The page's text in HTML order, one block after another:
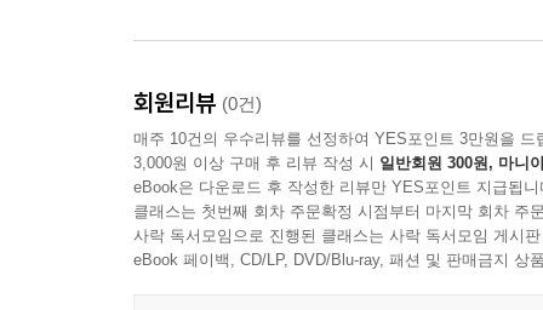
회원리뷰 (0건)
매주 10건의 우수리뷰를 선정하여 YES포인트 3만원을 드
3,000원 이상 구매 후 리뷰 작성 시 일반회원 300원, 마니
eBook은 다운로드 후 작성한 리뷰만 YES포인트 지급됩니
클래스는 첫번째 회차 주문확정 시점부터 마지막 회차 주
사락 독서모임으로 진행된 클래스는 사락 독서모임 게시
eBook 페이백, CD/LP, DVD/Blu-ray, 패션 및 판매금지 상